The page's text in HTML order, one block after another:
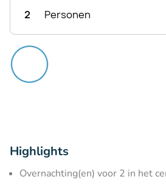
2 Personen
Highlights
Overnachting(en) voor 2 in het